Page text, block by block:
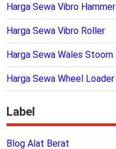
Harga Sewa Vibro Hammer
Harga Sewa Vibro Roller
Harga Sewa Wales Stoom
Harga Sewa Wheel Loader
Label
Blog Alat Berat